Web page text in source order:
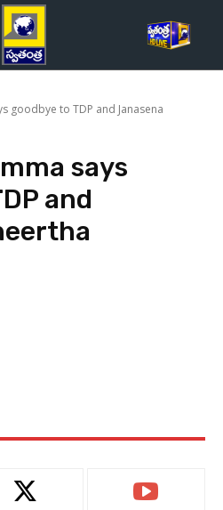
goodbye to TDP and Janasena
says
and